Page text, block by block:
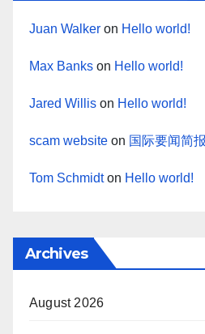
Juan Walker on Hello world!
Max Banks on Hello world!
Jared Willis on Hello world!
scam website on 国际要闻简
Tom Schmidton Hello world!
Archives
August 2026